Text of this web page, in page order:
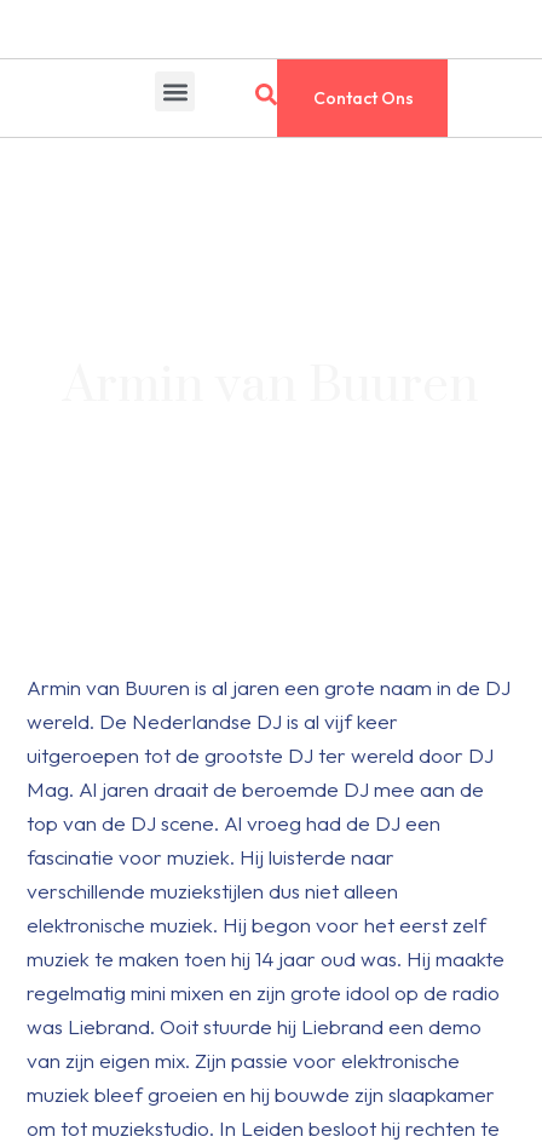
Contact Ons
Armin van Buuren is al jaren een grote naam in de DJ
wereld. De Nederlandse DJ is al vijf keer
uitgeroepen tot de grootste DJ ter wereld door DJ
Mag. Al jaren draait de beroemde DJ mee aan de
top van de DJ scene. Al vroeg had de DJ een
fascinatie voor muziek. Hij luisterde naar
verschillende muziekstijlen dus niet alleen
elektronische muziek. Hij begon voor het eerst zelf
muziek te maken toen hij 14 jaar oud was. Hij maakte
regelmatig mini mixen en zijn grote idool op de radio
was Liebrand. Ooit stuurde hij Liebrand een demo
van zijn eigen mix. Zijn passie voor elektronische
muziek bleef groeien en hij bouwde zijn slaapkamer
om tot muziekstudio. In Leiden besloot hij rechten te